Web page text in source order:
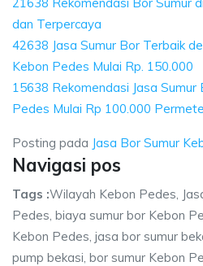
dan Terpercaya
42638 Jasa Sumur Bor Terbaik
Kebon Pedes Mulai Rp. 150.000
15638 Rekomendasi Jasa
Pedes Mulai Rp 100.000
Posting pada Jasa Bor Sumur
Navigasi pos
Tags :Wilayah Kebon Pedes,
Pedes, biaya sumur bor Kebon
Kebon Pedes, jasa bor sumur
pump bekasi, bor sumur Kebon